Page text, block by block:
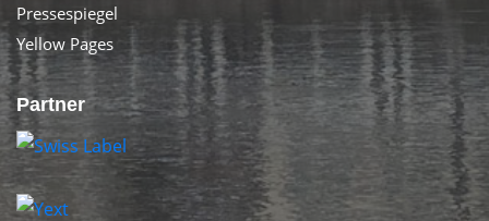
Pressespiegel
Yellow Pages
Partner